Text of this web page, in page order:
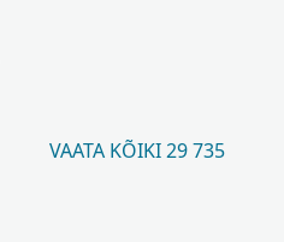
VAATA KÕIKI 29 735